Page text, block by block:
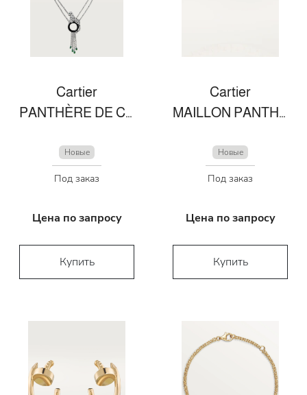
Cartier
PANTHÈRE DE CARTIER NECKLACE
Новые
Под заказ
Цена по запросу
Купить
Cartier
MAILLON PANTHÈRE FINE NECKLACE, 3 DIAMOND-PAVED ROWS
Новые
Под заказ
Цена по запросу
Купить